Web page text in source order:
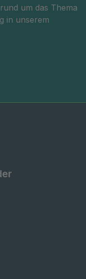
um das Thema
in unserem